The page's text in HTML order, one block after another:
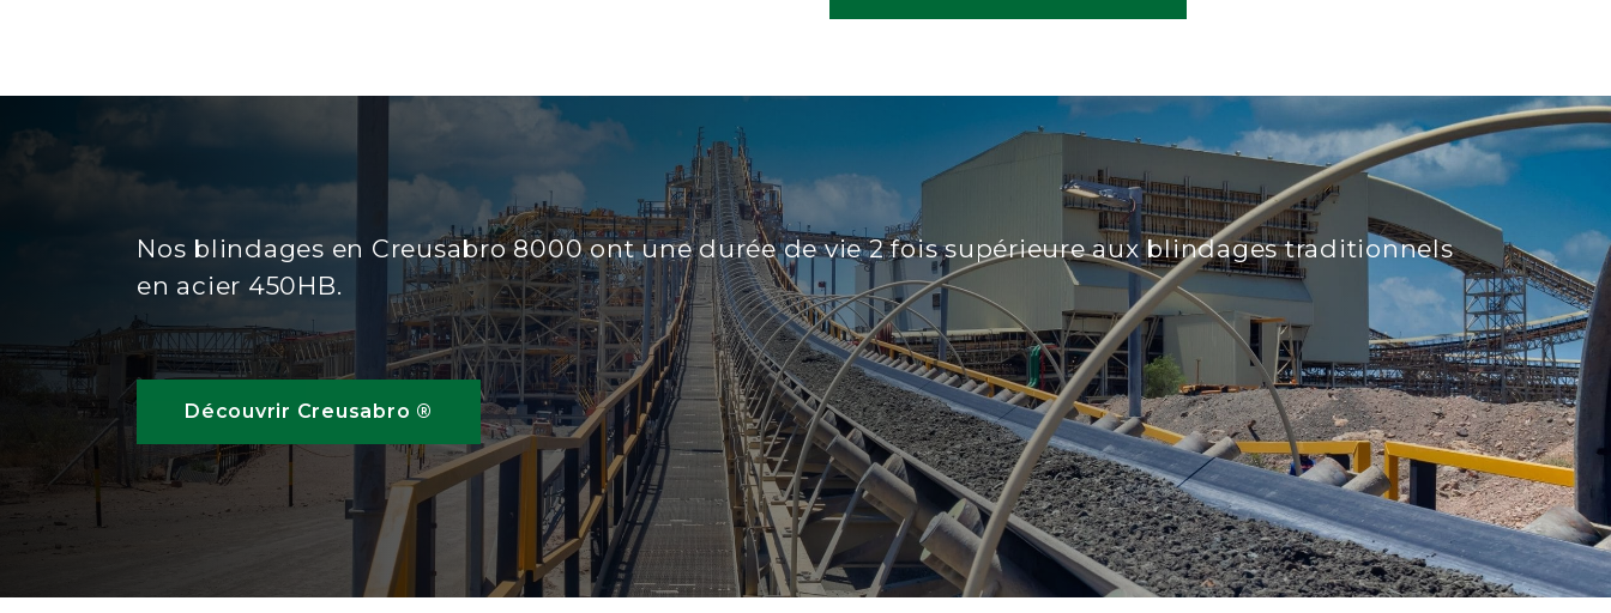
Nos blindages en Creusabro 8000 ont une durée de vie 2 fois supérieure aux blindages traditionnels
en acier 450HB.
Découvrir Creusabro ®